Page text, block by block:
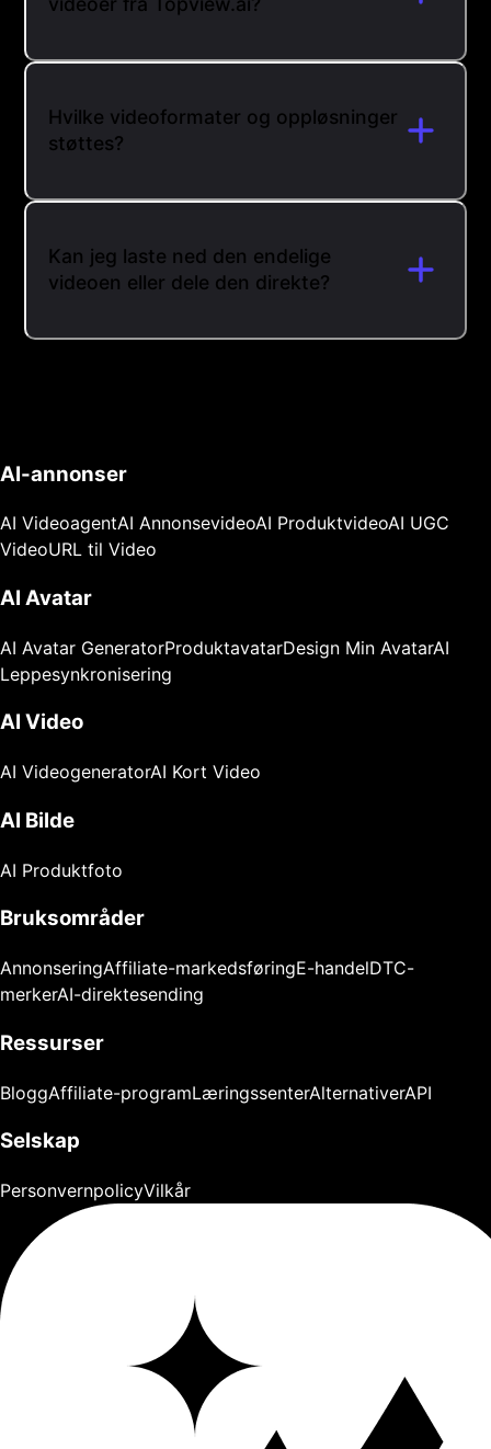
Hvilke videoformater og oppløsninger
støttes?
Kan jeg laste ned den endelige
videoen eller dele den direkte?
AI-annonser
AI VideoagentAI AnnonsevideoAI ProduktvideoAI UGC
VideoURL til Video
AI Avatar
AI Avatar GeneratorProduktavatarDesign Min AvatarAI
Leppesynkronisering
AI Video
AI VideogeneratorAI Kort Video
AI Bilde
AI Produktfoto
Bruksområder
AnnonseringAffiliate-markedsføringE-handelDTC-
merkerAI-direktesending
Ressurser
BloggAffiliate-programLæringssenterAlternativerAPI
Selskap
PersonvernpolicyVilkår